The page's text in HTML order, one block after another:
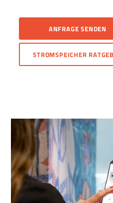
ANFRAGE SENDEN
STROMSPEICHER